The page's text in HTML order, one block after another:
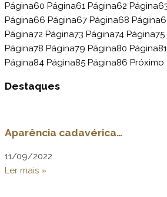
Página60 Página61 Página62 Página
Página66 Página67 Página68 Página
Página72 Página73 Página74 Página75
Página78 Página79 Página80 Página81
Página84 Página85 Página86 Próximo
Destaques
Aparência cadavérica…
11/09/2022
Ler mais »